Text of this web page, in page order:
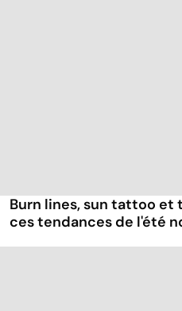
Burn lines, sun tattoo et
ces tendances de l'été